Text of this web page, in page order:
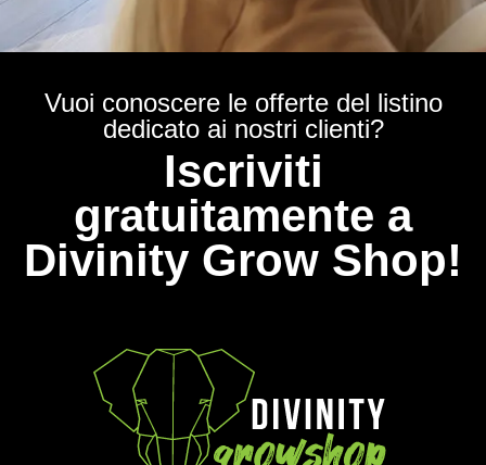
Vuoi conoscere le offerte del listino
dedicato ai nostri clienti?
Iscriviti
gratuitamente a
Divinity Grow Shop!